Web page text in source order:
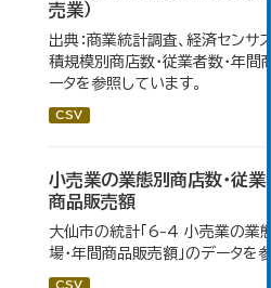
売業）
出典：商業統計調査、経済センサ
積規模別商店数・従業者数・年間
ータを参照しています。
CSV
小売業の業態別商店数・従業
商品販売額
大仙市の統計「6-4 小売業の業態
場・年間商品販売額」のデータを参
CSV